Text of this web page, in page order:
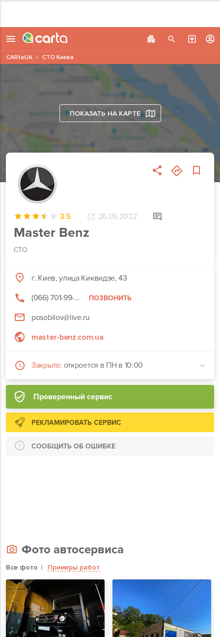
ПОКАЗАТЬ НА КАРТЕ
3.5 26.05.2022
Master Benz
СТО
Проверенный сервис
г. Киев, улица Киквидзе, 43
(066) 701-99-...
ПОЗВОНИТЬ
posobilov@live.ru
master-benz.com.ua
Закрыто: откроется в ПН в 10:00
РЕКЛАМИРОВАТЬ СЕРВИС
СООБЩИТЬ ОБ ОШИБКЕ
CARtaUA СТО Киева
Фото автосервиса
Все фото Примеры работ